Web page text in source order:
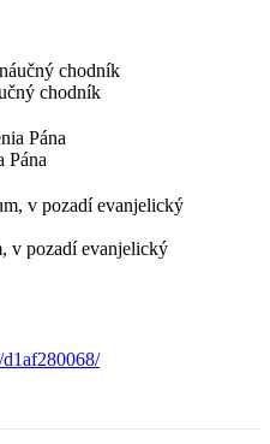
chodník
Pána
v pozadí evanjelický